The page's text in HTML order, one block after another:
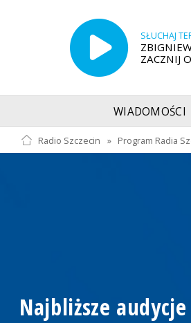
SŁUCHAJ
ZACZNIJ
WIADOMOŚCI
Radio Szczecin » Program Radia
Najbliższe